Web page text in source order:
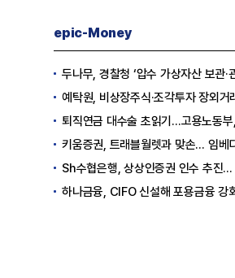
epic-Money
두나무, 경찰청 ‘압수 가상자산 보관·관리 사
예탁원, 비상장주식·조각투자 장외거래 청산·결제
퇴직연금 대수술 초읽기…고용노동부, 8월말
키움증권, 트래블월렛과 맞손… 임베디드 금융·디지털
Sh수협은행, 상상인증권 인수 추진… 비은행 강화 ‘금융
하나금융, CIFO 신설해 포용금융 강화… 4대 중심축 중심 상